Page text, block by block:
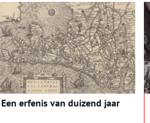
Cultureel Erfgoed. Zij kwamen
kijken hoe het gaat met twee
bijzondere rijksmonumenten in
de Oudorperpolder.
Monumenten van grote waarde,
waar je boven de grond alleen
heel weinig van ziet.
Een erfenis van duizend jaar